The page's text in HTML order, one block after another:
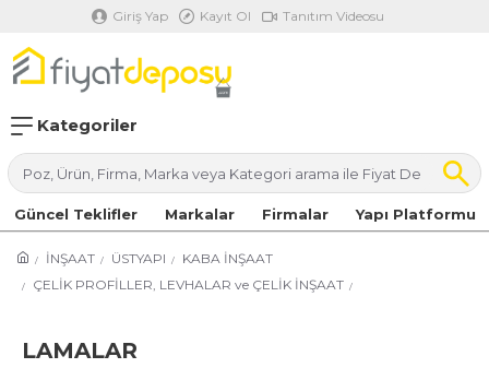
Giriş Yap Kayıt Ol Tanıtım Videosu
Kategoriler
Güncel Teklifler Markalar Firmalar Yapı Platformu
İNŞAAT ÜSTYAPI
KABA İNŞAAT
ÇELİK PROFİLLER, LEVHALAR ve ÇELİK İNŞAAT
LAMALAR